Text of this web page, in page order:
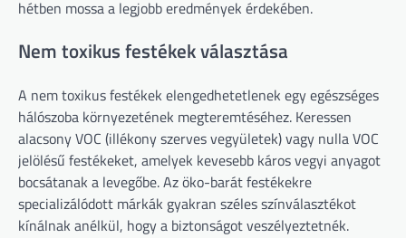
hétben mossa a legjobb eredmények érdekében.
Nem toxikus festékek választása
A nem toxikus festékek elengedhetetlenek egy egészséges
hálószoba környezetének megteremtéséhez. Keressen
alacsony VOC (illékony szerves vegyületek) vagy nulla VOC
jelölésű festékeket, amelyek kevesebb káros vegyi anyagot
bocsátanak a levegőbe. Az öko-barát festékekre
specializálódott márkák gyakran széles színválasztékot
kínálnak anélkül, hogy a biztonságot veszélyeztetnék.